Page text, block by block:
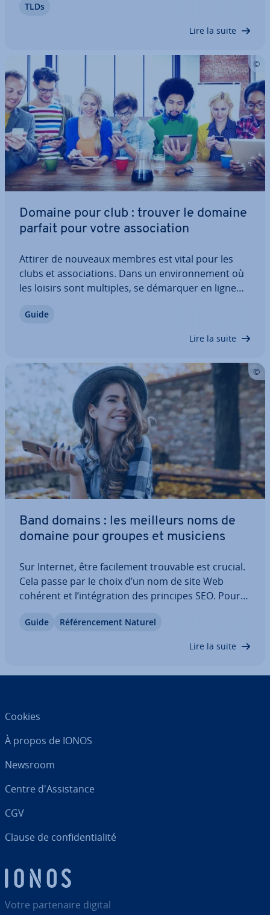
restez vigilant, car l’uti­li­sa­tion des nouvelles ex­ten­
TLDs
Lire la suite
Domaine pour club : trouver le domaine
parfait pour votre as­so­cia­tion
Attirer de nouveaux membres est vital pour les
clubs et as­so­cia­tions. Dans un en­vi­ron­ne­ment où
les loisirs sont multiples, se démarquer en ligne
renforcer sa vi­si­bi­lité, son identité et son at­trac­ti­
Guide
Lire la suite
Band domains : les meilleurs noms de
domaine pour groupes et musiciens
Sur Internet, être fa­ci­le­ment trouvable est crucial.
Cela passe par le choix d’un nom de site Web
cohérent et l’in­té­gra­tion des principes SEO. Pour
adapté joue un rôle central dans la promotion de
Guide Ré­fé­ren­ce­ment Naturel
Lire la suite
Votre par­te­naire digital
Cookies
À propos de IONOS
Newsroom
Centre d'As­sis­tance
CGV
Clause de con­fi­den­tia­lité